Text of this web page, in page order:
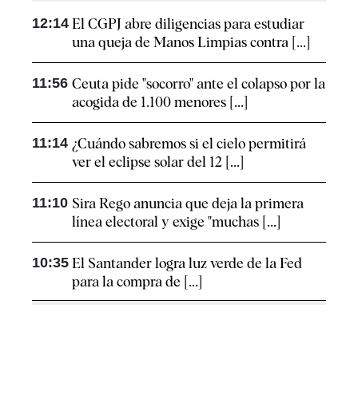
12:14 El CGPJ abre diligencias para estudiar
una queja de Manos Limpias contra [...]
11:56 Ceuta pide "socorro" ante el colapso por la
acogida de 1.100 menores [...]
11:14 ¿Cuándo sabremos si el cielo permitirá
ver el eclipse solar del 12 [...]
11:10 Sira Rego anuncia que deja la primera
línea electoral y exige "muchas [...]
10:35 El Santander logra luz verde de la Fed
para la compra de [...]